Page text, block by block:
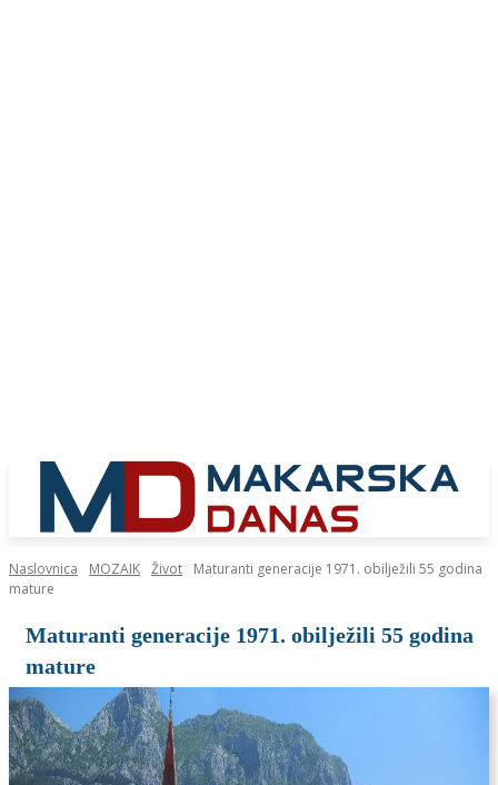
Naslovnica MOZAIK Život
Maturanti generacije 1971. obilježili 55 godina
mature
Maturanti generacije 1971. obilježili 55 godina
mature